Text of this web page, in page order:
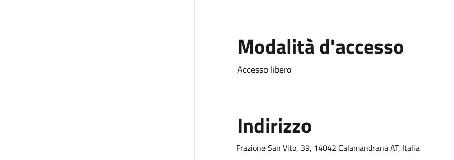
Modalità d'accesso
Accesso libero
Indirizzo
Frazione San Vito, 39, 14042 Calamandrana AT, Italia